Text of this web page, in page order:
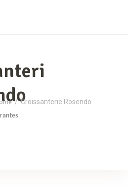
/Croissanterie Rosendo